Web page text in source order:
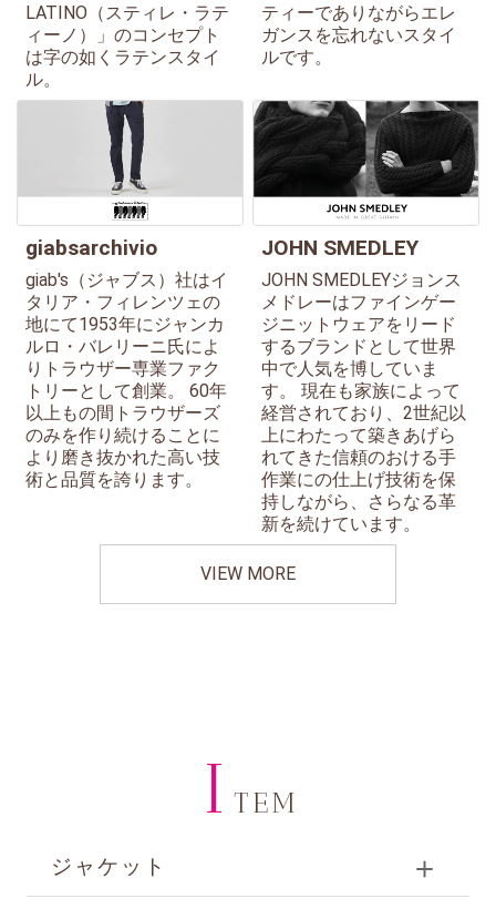
LATINO（スティレ・ラテ
ィーノ）」のコンセプト
は字の如くラテンスタイ
ル。
ティーでありながらエレ
ガンスを忘れないスタイ
ルです。
giabsarchivio
giab's（ジャブス）社はイ
タリア・フィレンツェの
地にて1953年にジャンカ
ルロ・バレリーニ氏によ
りトラウザー専業ファク
トリーとして創業。 60年
以上もの間トラウザーズ
のみを作り続けることに
より磨き抜かれた高い技
術と品質を誇ります。
JOHN SMEDLEY
JOHN SMEDLEYジョンス
メドレーはファインゲー
ジニットウェアをリード
するブランドとして世界
中で人気を博していま
す。 現在も家族によって
経営されており、2世紀以
上にわたって築きあげら
れてきた信頼のおける手
作業にの仕上げ技術を保
持しながら、さらなる革
新を続けています。
VIEW MORE
I TEM
ジャケット